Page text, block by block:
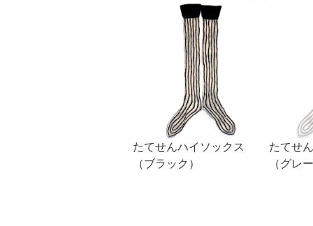
たてせんハイソックス
（ブラック）
たてせ
（グレ